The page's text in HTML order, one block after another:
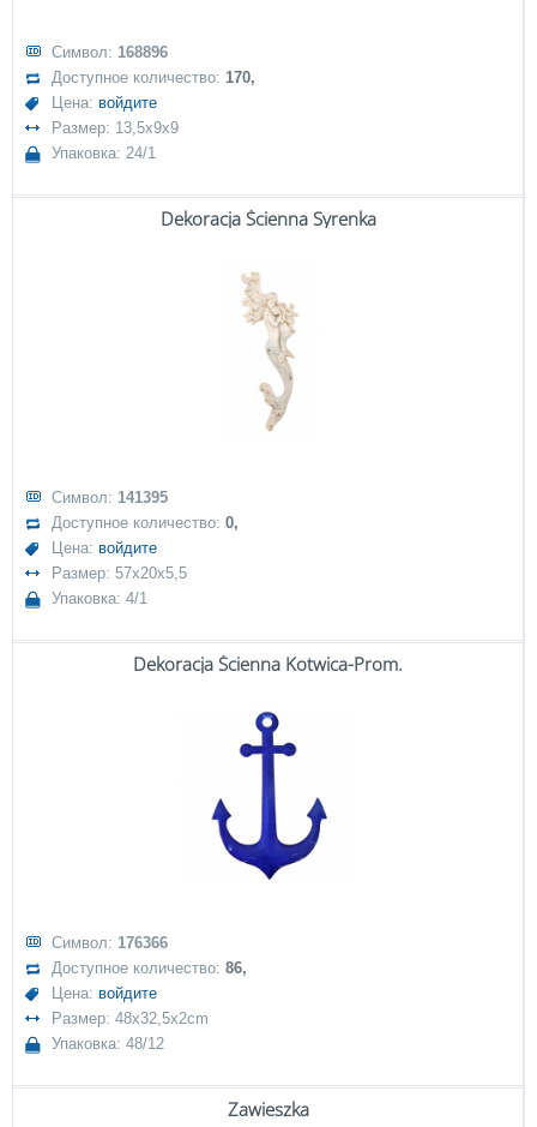
Символ: 168896
Доступное количество: 170,
Цена: войдите
Размер: 13,5x9x9
Упаковка: 24/1
Dekoracja Ścienna Syrenka
Символ: 141395
Доступное количество:0,
Цена: войдите
Размер: 57x20x5,5
Упаковка: 4/1
Dekoracja Ścienna Kotwica-Prom.
Символ: 176366
Доступное количество:86,
Цена: войдите
Размер: 48x32,5x2cm
Упаковка: 48/12
Zawieszka